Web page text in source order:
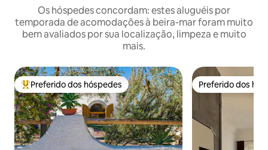
Os hóspedes concordam: estes aluguéis por
temporada de acomodações à beira-mar foram muito
bem avaliados por sua localização, limpeza e muito
mais.
Entre os melhores preferidos dos hóspedes
Preferido dos hóspedes Preferido dos
Preferido dos